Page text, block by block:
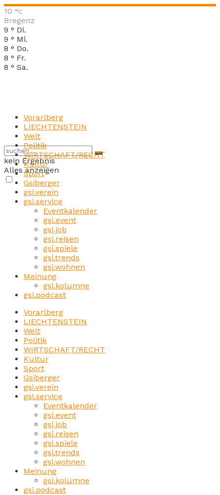
10 °c
Bregenz
9 ° Di.
9 ° Mi.
8 ° Do.
8 ° Fr.
8 ° Sa.
kein Ergebnis
Alles anzeigen
Vorarlberg
LIECHTENSTEIN
Welt
Politik
WIRTSCHAFT/RECHT
Kultur
Sport
Gsiberger
gsi.verein
gsi.service
Eventkalender
gsi.event
gsi.job
gsi.reisen
gsi.spiele
gsi.trends
gsi.wohnen
Meinung
gsi.kolumne
gsi.podcast
Vorarlberg
LIECHTENSTEIN
Welt
Politik
WIRTSCHAFT/RECHT
Kultur
Sport
Gsiberger
gsi.verein
gsi.service
Eventkalender
gsi.event
gsi.job
gsi.reisen
gsi.spiele
gsi.trends
gsi.wohnen
Meinung
gsi.kolumne
gsi.podcast